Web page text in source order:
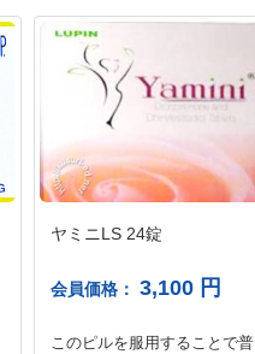
ヤミニLS 24錠
会員価格： 3,100 円
このピルを服用することで普